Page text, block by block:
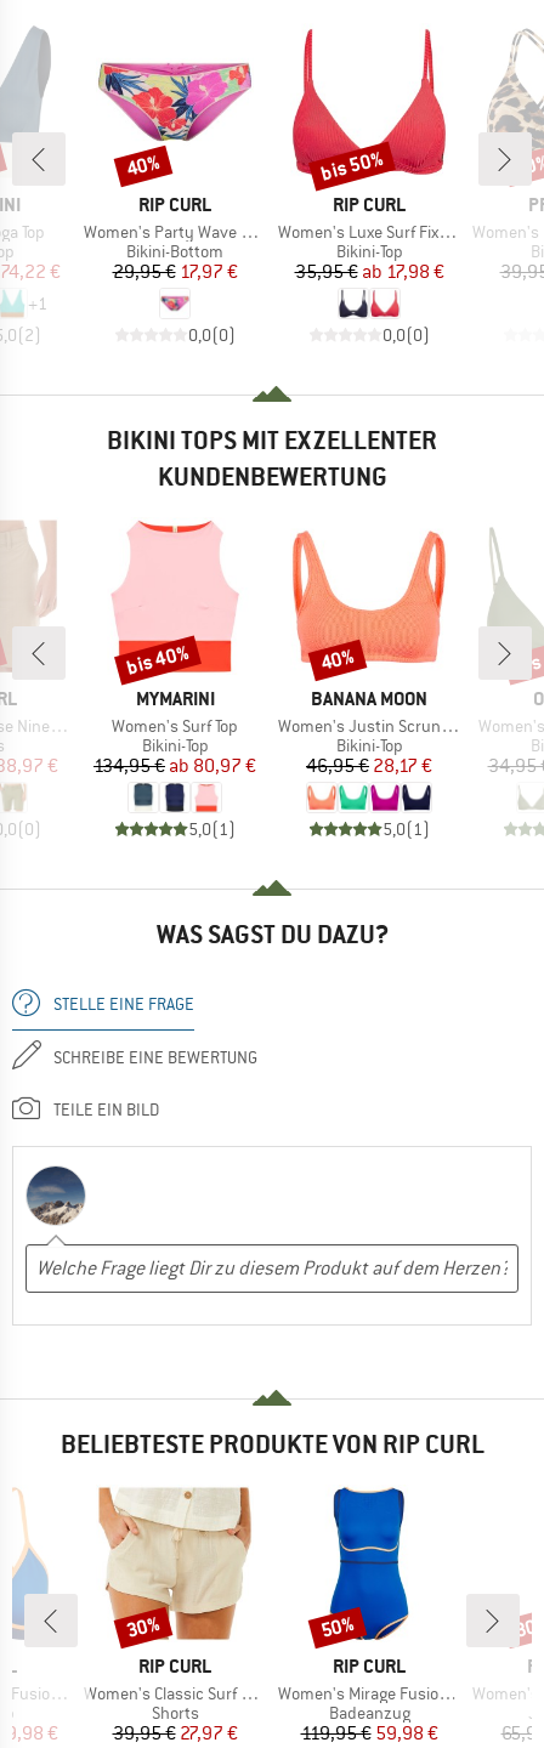
Top
Preis
74,22 €
+1
(2)
MARKE
RIP CURL
Artikel
Women's Party Wave Cheeky Hipster Pant
Produktgruppe
Bikini-Bottom
Preis
29,95 €reduzierter Preis
17,97 €
0,0(0)
Rabatt
40%
MARKE
RIP CURL
Artikel
Women's Luxe Surf Fixed Tri
Produktgruppe
Bikini-Top
Preis
35,95 € reduzierter Preis
ab 17,98 €
0,0(0)
Rabatt
bis 50%
Artikel
Women's
BIKINI TOPS MIT EXZELLENTER
KUNDENBEWERTUNG
Preis
€
(0)
MARKE
MYMARINI
Artikel
Women's Surf Top
Produktgruppe
Bikini-Top
Preis
134,95 € reduzierter Preis
ab 80,97 €
5,0(1)
Rabatt
bis 40%
MARKE
BANANA MOON
Artikel
Women's Justin Scrunchy
Produktgruppe
Bikini-Top
Preis
46,95 €reduzierter Preis
28,17 €
5,0(1)
Rabatt
40%
Artikel
34,95
WAS SAGST DU DAZU?
STELLE EINE FRAGE
SCHREIBE EINE BEWERTUNG
TEILE EIN BILD
BELIEBTESTE PRODUKTE VON RIP CURL
Back Tri
Preis
€
MARKE
RIP CURL
Artikel
Women's Classic Surf Short
Produktgruppe
Shorts
Preis
39,95 €reduzierter Preis
27,97 €
Rabatt
30%
MARKE
RIP CURL
Artikel
Women's Mirage Fusion High Neck 1Pc
Produktgruppe
Badeanzug
Preis
119,95 €reduzierter Preis
59,98 €
Rabatt
50%
Artikel
Women's